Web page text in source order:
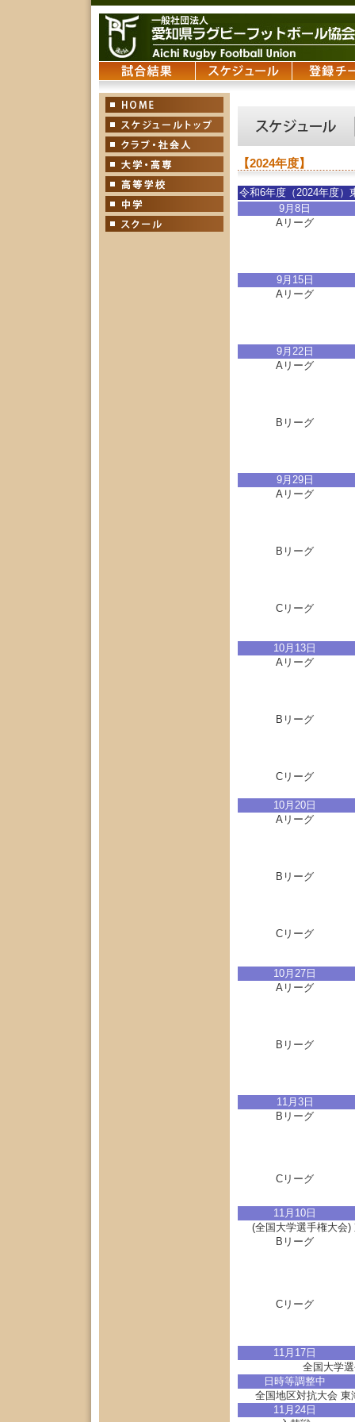
【2024年度】
令和6年度（2024年度）
9月8日
Aリーグ
9月15日
Aリーグ
9月22日
Aリーグ
Bリーグ
9月29日
Aリーグ
Bリーグ
Cリーグ
10月13日
Aリーグ
Bリーグ
Cリーグ
10月20日
Aリーグ
Bリーグ
Cリーグ
10月27日
Aリーグ
Bリーグ
11月3日
Bリーグ
Cリーグ
11月10日
(全国大学選手権大会
Bリーグ
Cリーグ
11月17日
全国大学
日時等調整中
全国地区対抗大会
11月24日